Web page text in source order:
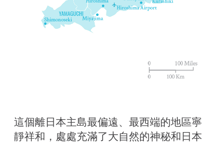
這個離日本主島最偏遠、最西端的地區寧
靜祥和，處處充滿了大自然的神秘和日本